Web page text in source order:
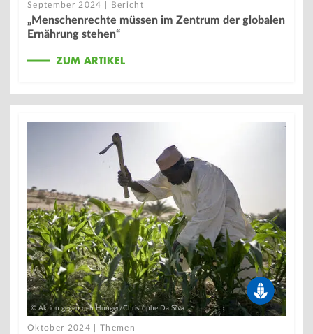
September 2024 | Bericht
„Menschenrechte müssen im Zentrum der globalen
Ernährung stehen“
ZUM ARTIKEL
© Aktion gegen den Hunger/Christophe Da Silva
Oktober 2024 | Themen